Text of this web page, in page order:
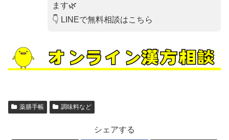
ます🌿
👇 LINEで無料相談はこちら
薬膳手帳 調味料など
シェアする